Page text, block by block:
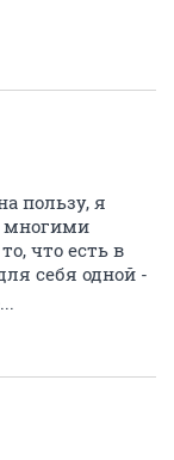
пользу, я
многими
что есть в
себя одной -